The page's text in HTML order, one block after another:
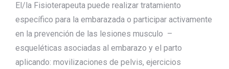
El/la Fisioterapeuta puede realizar tratamiento
específico para la embarazada o participar activamente
en la prevención de las lesiones musculo –
esqueléticas asociadas al embarazo y el parto
aplicando: movilizaciones de pelvis, ejercicios